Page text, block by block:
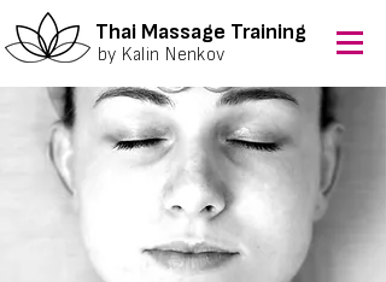
Thai Massage Training
by Kalin Nenkov